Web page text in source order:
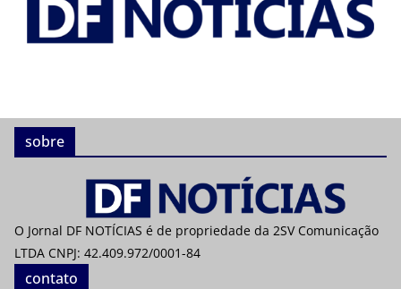
sobre
O Jornal DF NOTÍCIAS é de propriedade da 2SV Comunicação
LTDA CNPJ: 42.409.972/0001-84
contato